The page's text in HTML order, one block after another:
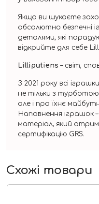
Якщо ви шукаєте
абсолютно безпечні
деталями, які
відкрийте для себе
Lilliputiens – світ,
З 2021 року всі
не тільки з
але і про їхнє
Наповнення іграшок
матеріал, який
сертифікацію GRS.
Схожі товари